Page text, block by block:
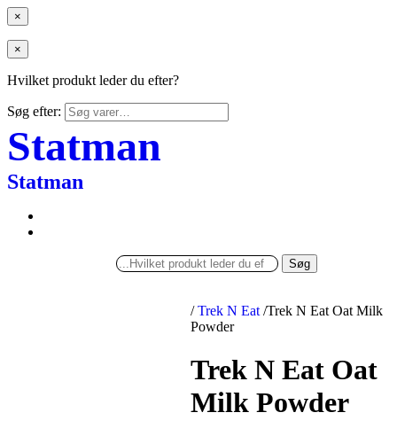
×
×
Hvilket produkt leder du efter?
Søg efter:
Statman
Statman
Søg
/ Trek N Eat /Trek N Eat Oat Milk
Powder
Trek N Eat Oat
Milk Powder